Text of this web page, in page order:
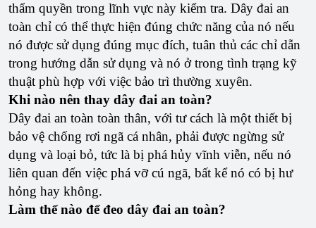
thẩm quyền trong lĩnh vực này kiểm tra. Dây đai an
toàn chỉ có thể thực hiện đúng chức năng của nó nếu
nó được sử dụng đúng mục đích, tuân thủ các chỉ dẫn
trong hướng dẫn sử dụng và nó ở trong tình trạng kỹ
thuật phù hợp với việc bảo trì thường xuyên.
Khi nào nên thay dây đai an toàn?
Dây đai an toàn toàn thân, với tư cách là một thiết bị
bảo vệ chống rơi ngã cá nhân, phải được ngừng sử
dụng và loại bỏ, tức là bị phá hủy vĩnh viễn, nếu nó
liên quan đến việc phá vỡ cú ngã, bất kể nó có bị hư
hỏng hay không.
Làm thế nào để đeo dây đai an toàn?